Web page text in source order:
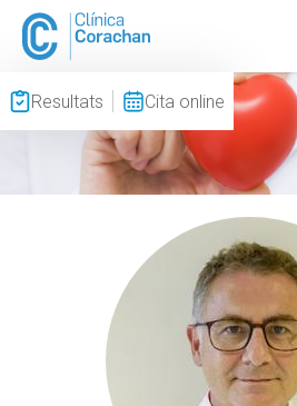
Resultats Cita online